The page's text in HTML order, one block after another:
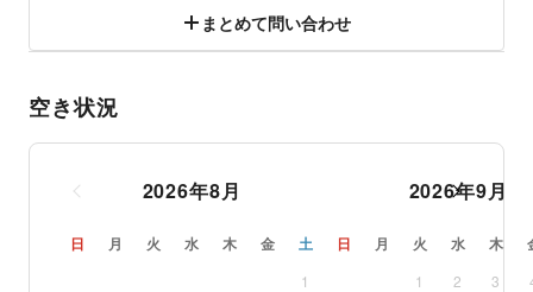
まとめて問い合わせ
空き状況
2026年8月
日 月 火 水 木 金 土
1
2026年9月
日 月 火 水 木
1 2 3